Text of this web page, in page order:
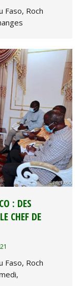
Faso, Roch
: DES
CHEF DE
Faso, Roch